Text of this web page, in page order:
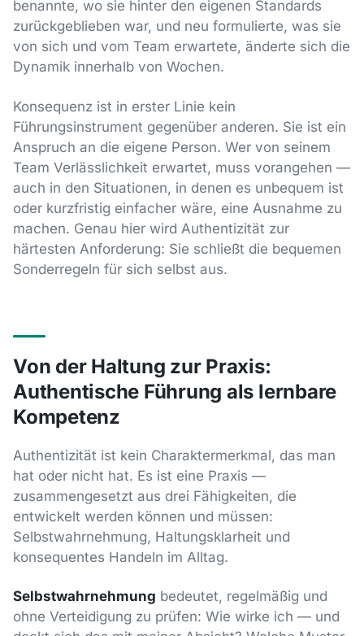
benannte, wo sie hinter den eigenen Standards
zurückgeblieben war, und neu formulierte, was sie
von sich und vom Team erwartete, änderte sich die
Dynamik innerhalb von Wochen.
Konsequenz ist in erster Linie kein
Führungsinstrument gegenüber anderen. Sie ist ein
Anspruch an die eigene Person. Wer von seinem
Team Verlässlichkeit erwartet, muss vorangehen —
auch in den Situationen, in denen es unbequem ist
oder kurzfristig einfacher wäre, eine Ausnahme zu
machen. Genau hier wird Authentizität zur
härtesten Anforderung: Sie schließt die bequemen
Sonderregeln für sich selbst aus.
Von der Haltung zur Praxis:
Authentische Führung als lernbare
Kompetenz
Authentizität ist kein Charaktermerkmal, das man
hat oder nicht hat. Es ist eine Praxis —
zusammengesetzt aus drei Fähigkeiten, die
entwickelt werden können und müssen:
Selbstwahrnehmung, Haltungsklarheit und
konsequentes Handeln im Alltag.
Selbstwahrnehmung bedeutet, regelmäßig und
ohne Verteidigung zu prüfen: Wie wirke ich — und